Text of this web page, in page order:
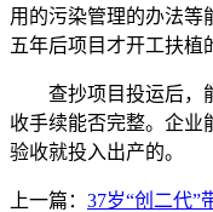
用的污染管理的办法等
五年后项目才开工扶植
查抄项目投运后，能
收手续能否完整。企业
验收就投入出产的。
上一篇： 37岁“创二代”